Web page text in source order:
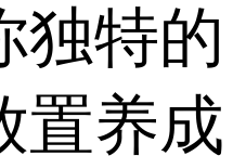
独特的
置养成